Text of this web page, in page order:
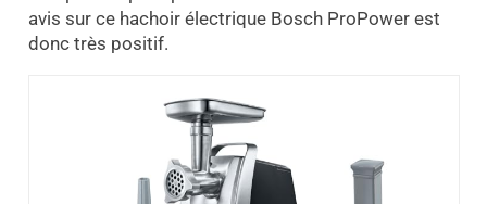
avis sur ce hachoir électrique Bosch ProPower est
donc très positif.